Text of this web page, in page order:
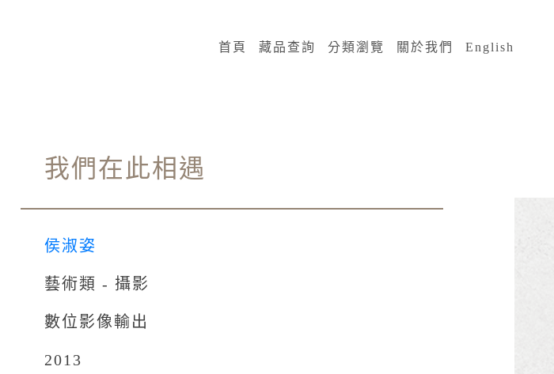
首頁 藏品查詢 分類瀏覽 關於我們 English
我們在此相遇
侯淑姿
藝術類 - 攝影
數位影像輸出
2013